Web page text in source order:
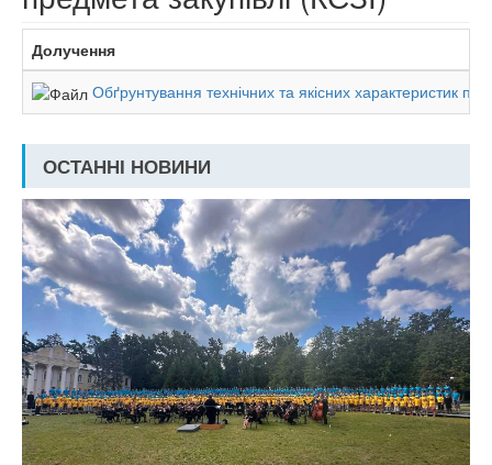
Долучення
Обґрунтування технічних та якісних характеристик
ОСТАННІ НОВИНИ